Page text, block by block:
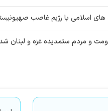
اسلامی با رژیم غاصب
و مردم ستمدیده غزه و لبنان